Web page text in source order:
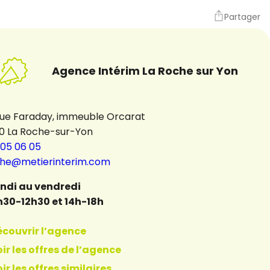
Partager
Agence Intérim La Roche sur Yon
Faraday, immeuble Orcarat
La Roche-sur-Yon
06 05
au vendredi
12h30 et 14h-18h
l’agence
les offres de l’agence